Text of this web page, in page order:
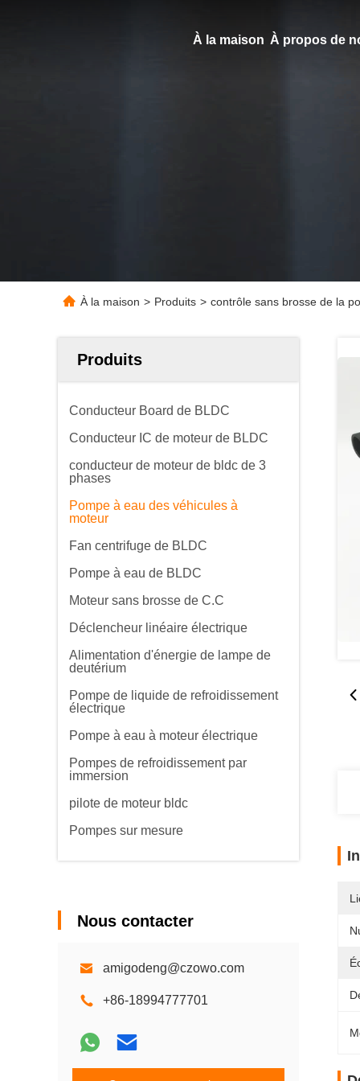
À la maison À propos de
À la maison > Produits > contrôle sans brosse de la
Produits
Conducteur Board de BLDC
Conducteur IC de moteur de BLDC
conducteur de moteur de bldc de 3
phases
Pompe à eau des véhicules à
moteur
Fan centrifuge de BLDC
Pompe à eau de BLDC
Moteur sans brosse de C.C
Déclencheur linéaire électrique
Alimentation d'énergie de lampe de
deutérium
Pompe de liquide de refroidissement
électrique
Pompe à eau à moteur électrique
Pompes de refroidissement par
immersion
pilote de moteur bldc
Pompes sur mesure
Nous contacter
amigodeng@czowo.com
+86-18994777701